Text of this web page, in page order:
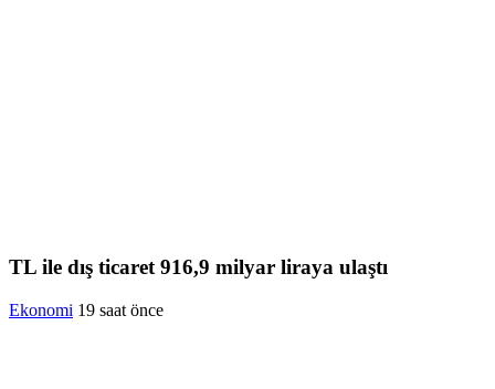
TL ile dış ticaret 916,9 milyar liraya ulaştı
Ekonomi 19 saat önce